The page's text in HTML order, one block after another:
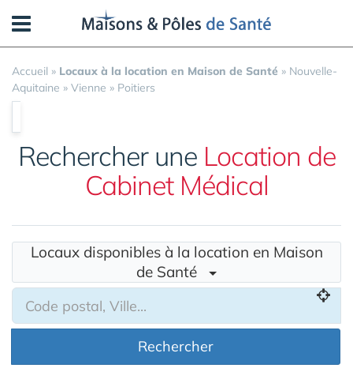
Accueil » Locaux à la location en Maison de Santé » Nouvelle-
Aquitaine » Vienne » Poitiers
Rechercher une Location de
Cabinet Médical
Locaux disponibles à la location en Maison
de Santé
Rechercher
Panneau de gestion des cookies